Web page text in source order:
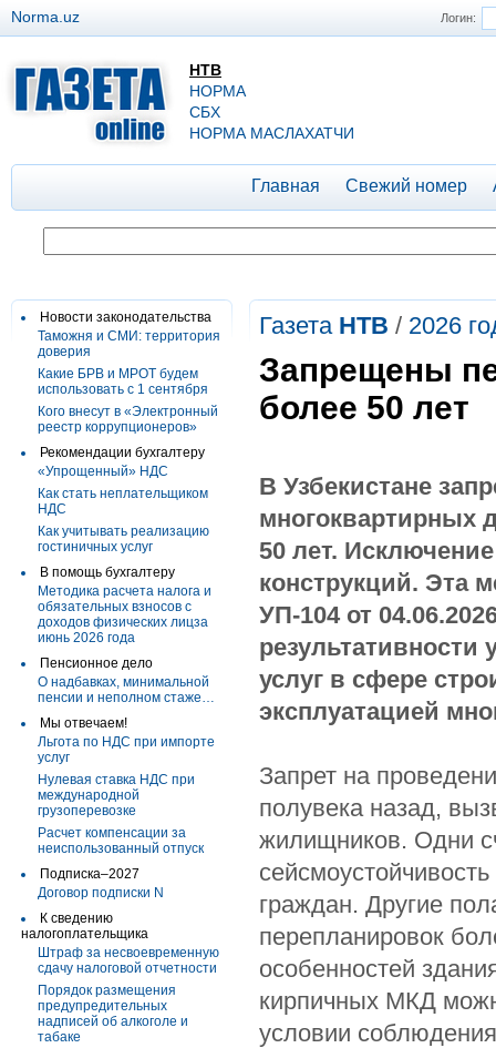
Логин:
Norma.uz
НТВ
НОРМА
СБХ
НОРМА МАСЛАХАТЧИ
Главная Свежий номер
Новости законодательства
Таможня и СМИ: территория
доверия
Какие БРВ и МРОТ будем
использовать с 1 сентября
Кого внесут в «Электронный
реестр коррупционеров»
Рекомендации бухгалтеру
«Упрощенный» НДС
Как стать неплательщиком
НДС
Как учитывать реализацию
гостиничных услуг
В помощь бухгалтеру
Методика расчета налога и
обязательных взносов с
доходов физических лицза
июнь 2026 года
Пенсионное дело
О надбавках, минимальной
пенсии и неполном стаже…
Мы отвечаем!
Льгота по НДС при импорте
услуг
Нулевая ставка НДС при
международной
грузоперевозке
Расчет компенсации за
неиспользованный отпуск
Подписка–2027
Договор подписки N
К сведению
налогоплательщика
Штраф за несвоевременную
сдачу налоговой отчетности
Порядок размещения
предупредительных
надписей об алкоголе и
табаке
Газета НТВ / 2026
Запрещены
более 50 лет
В Узбекистане
многоквартирных
50 лет.
конструкций. Эта
УП-104 от
услуг в сфере
эксплуатацией
Запрет на
полувека назад,
жилищников. Одни
граждан. Другие
перепланировок
особенностей
кирпичных МКД
условии